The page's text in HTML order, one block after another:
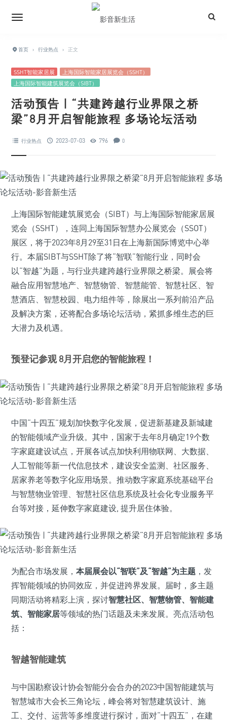
首页 › 行业热点 › 正文
SSHT智能家居展
上海国际智能家居展览会（SSHT）
上海国际智能建筑展览会（SIBT）
活动预告 | “共建跨越行业界限之桥
梁”8月开启智能旅程 多场论坛活动
行业热点 2023-07-03 796 0
上海国际智能建筑展览会（SIBT）与上海国际智能家居展
览会（SSHT），连同上海国际智慧办公展览会（SSOT）
展区，将于2023年8月29至31日在上海新国际博览中心举
行。本届SIBT与SSHT除了将“智联”智能行业，同时会
以“智越”为题，与行业共建跨越行业界限之桥梁。展会将
融合应用智慧地产、智慧物管、智慧能管、智慧社区、智
慧酒店、智慧校园、电力组件等，除展出一系列前沿产品
及解决方案，还将配合多场论坛活动，紧抓多维生态的巨
大潜力及机遇。
预登记参观 8月开启您的智能旅程！
中国“十四五”规划加快数字化发展，促进新基建及新城建
的智能领域产业升级。其中，国家于去年8月确定19个数
字家庭建设试点，开展各试点加快利用物联网、大数据、
人工智能等新一代信息技术，建设安全监测、社区服务、
居家养老等数字化应用场景。推动数字家庭系统基础平台
与智慧物业管理、智慧社区信息系统及社会化专业服务平
台等对接，延伸数字家庭建设, 提升居住体验。
为配合市场发展， 本届展会以“智联”及“智越”为主题 ，发
挥智能领域的协同效应，并促进跨界发展。届时，多主题
同期活动将精彩上演，探讨智慧社区、智慧物管、智能建
筑、智能家居等领域的热门话题及未来发展。亮点活动包
括：
智越智能建筑
与中国勘察设计协会智能分会合办的2023中国智能建筑与
智慧城市大会长三角论坛，峰会将对智慧建筑设计、施
工、交付、运营等多维度进行探讨，面对“十四五”，在建